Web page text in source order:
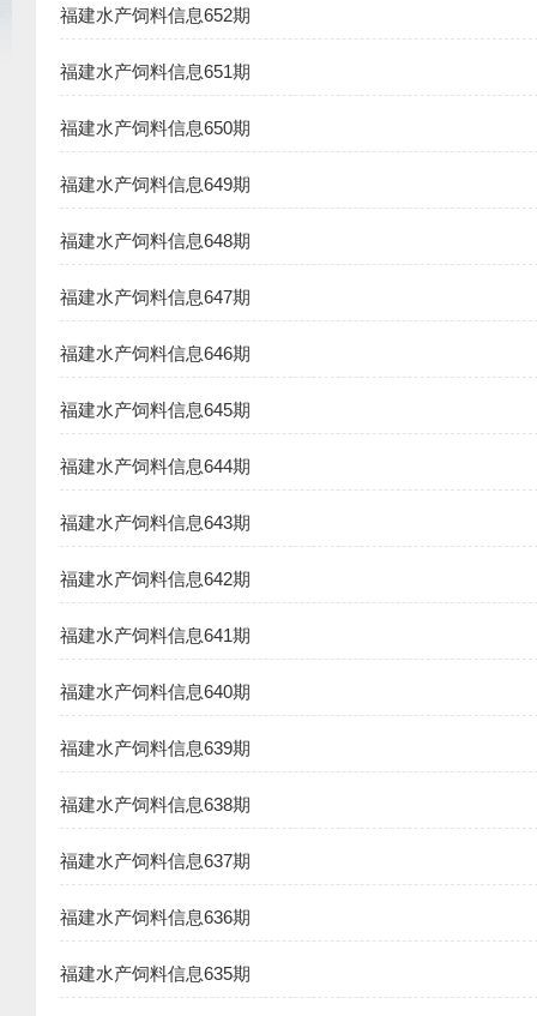
福建水产饲料信息652期
福建水产饲料信息651期
福建水产饲料信息650期
福建水产饲料信息649期
福建水产饲料信息648期
福建水产饲料信息647期
福建水产饲料信息646期
福建水产饲料信息645期
福建水产饲料信息644期
福建水产饲料信息643期
福建水产饲料信息642期
福建水产饲料信息641期
福建水产饲料信息640期
福建水产饲料信息639期
福建水产饲料信息638期
福建水产饲料信息637期
福建水产饲料信息636期
福建水产饲料信息635期